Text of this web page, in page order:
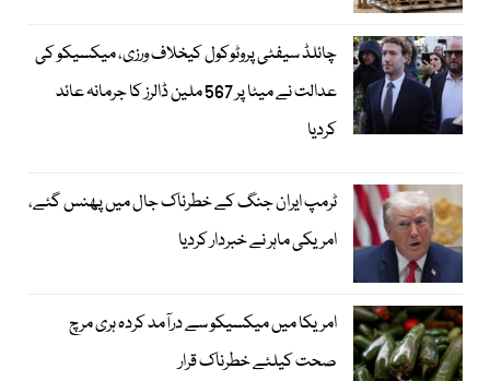
چائلڈ سیفٹی پروٹوکول کیخلاف ورزی، میکسیکو کی
عدالت نے میٹا پر 567 ملین ڈالرز کا جرمانہ عائد
کردیا
ٹرمپ ایران جنگ کے خطرناک جال میں پھنس گئے،
امریکی ماہر نے خبردار کردیا
امریکا میں میکسیکو سے درآمد کردہ ہری مرچ
صحت کیلئے خطرناک قرار